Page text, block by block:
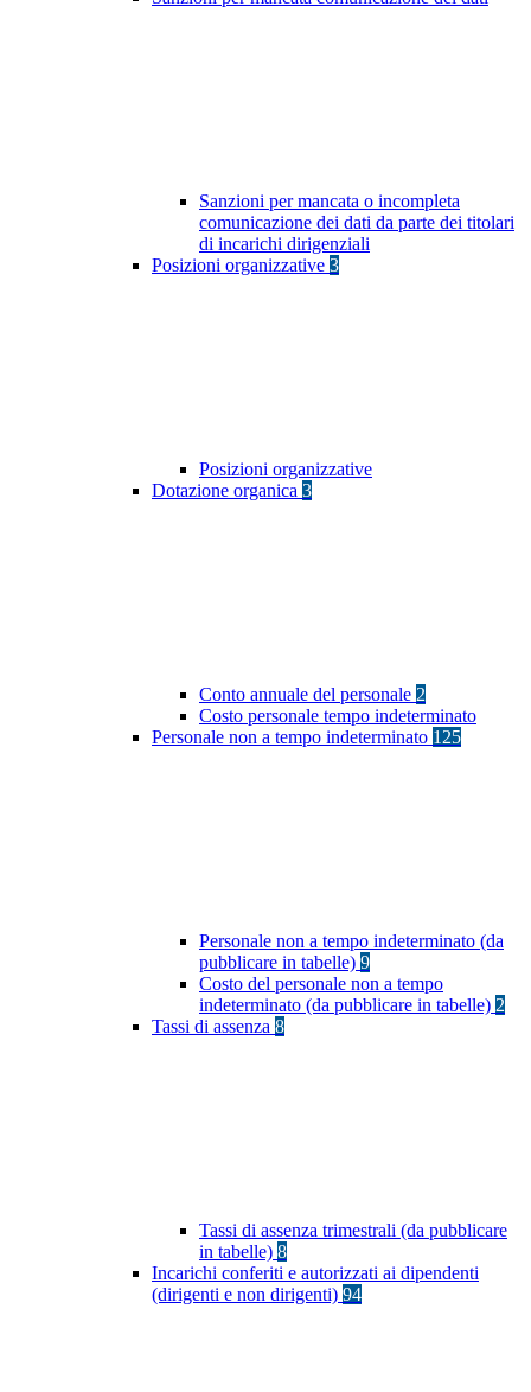
Sanzioni per mancata o incompleta
comunicazione dei dati da parte dei titolari
di incarichi dirigenziali
Posizioni organizzative 3
Posizioni organizzative
Dotazione organica 3
Conto annuale del personale 2
Costo personale tempo indeterminato
Personale non a tempo indeterminato 125
Personale non a tempo indeterminato (da
pubblicare in tabelle) 9
Costo del personale non a tempo
indeterminato (da pubblicare in tabelle) 2
Tassi di assenza 8
Tassi di assenza trimestrali (da pubblicare
in tabelle) 8
Incarichi conferiti e autorizzati ai dipendenti
(dirigenti e non dirigenti) 94